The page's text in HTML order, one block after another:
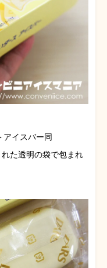
アイスバー同
た透明の袋で包まれ